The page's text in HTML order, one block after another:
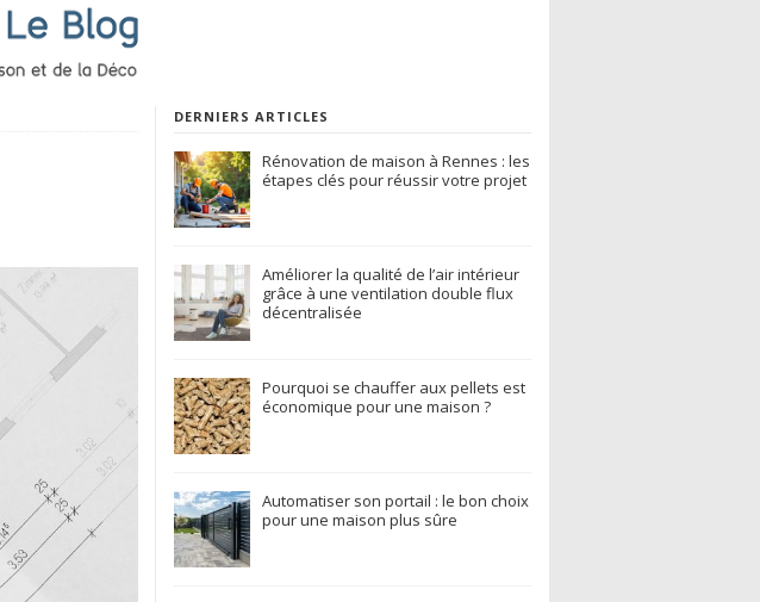
DERNIERS ARTICLES
Rénovation de maison à Rennes : les
étapes clés pour réussir votre projet
Améliorer la qualité de l’air intérieur
grâce à une ventilation double flux
décentralisée
Pourquoi se chauffer aux pellets est
économique pour une maison ?
Automatiser son portail : le bon choix
pour une maison plus sûre